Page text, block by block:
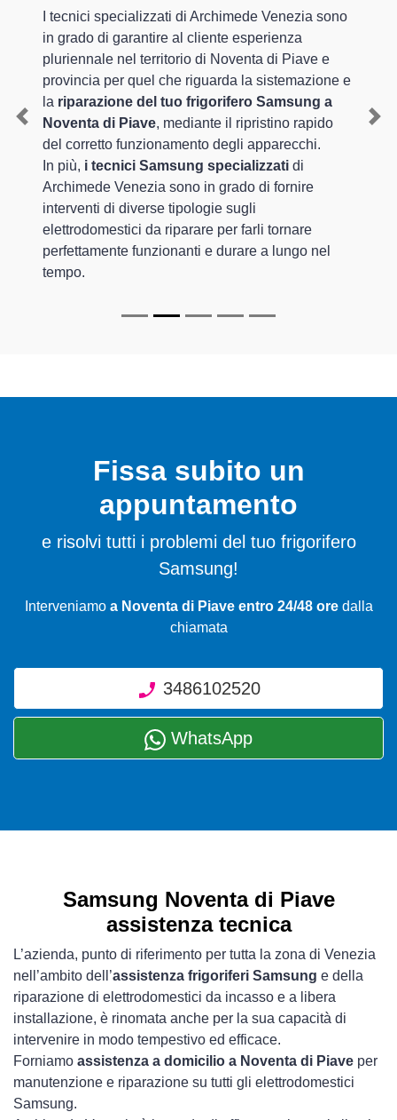
I tecnici specializzati di Archimede Venezia sono
in grado di garantire al cliente esperienza
pluriennale nel territorio di Noventa di Piave e
provincia per quel che riguarda la sistemazione e
la riparazione del tuo frigorifero Samsung a
Noventa di Piave, mediante il ripristino rapido
del corretto funzionamento degli apparecchi.
In più, i tecnici Samsung specializzati di
Archimede Venezia sono in grado di fornire
interventi di diverse tipologie sugli
elettrodomestici da riparare per farli tornare
perfettamente funzionanti e durare a lungo nel
tempo.
Previous
Fissa subito un
appuntamento
e risolvi tutti i problemi del tuo frigorifero
Samsung!
Interveniamo a Noventa di Piave entro 24/48 oredalla
chiamata
3486102520
WhatsApp
Samsung Noventa di Piave
assistenza tecnica
L’azienda, punto di riferimento per tutta la zona di Venezia
nell’ambito dell’assistenza frigoriferi Samsung e della
riparazione di elettrodomestici da incasso e a libera
installazione, è rinomata anche per la sua capacità di
intervenire in modo tempestivo ed efficace.
Forniamo assistenza a domicilio a Noventa di Piave per
manutenzione e riparazione su tutti gli elettrodomestici
Samsung.